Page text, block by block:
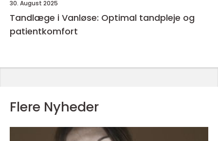
30. August 2025
Tandlæge i Vanløse: Optimal tandpleje og
patientkomfort
Flere Nyheder